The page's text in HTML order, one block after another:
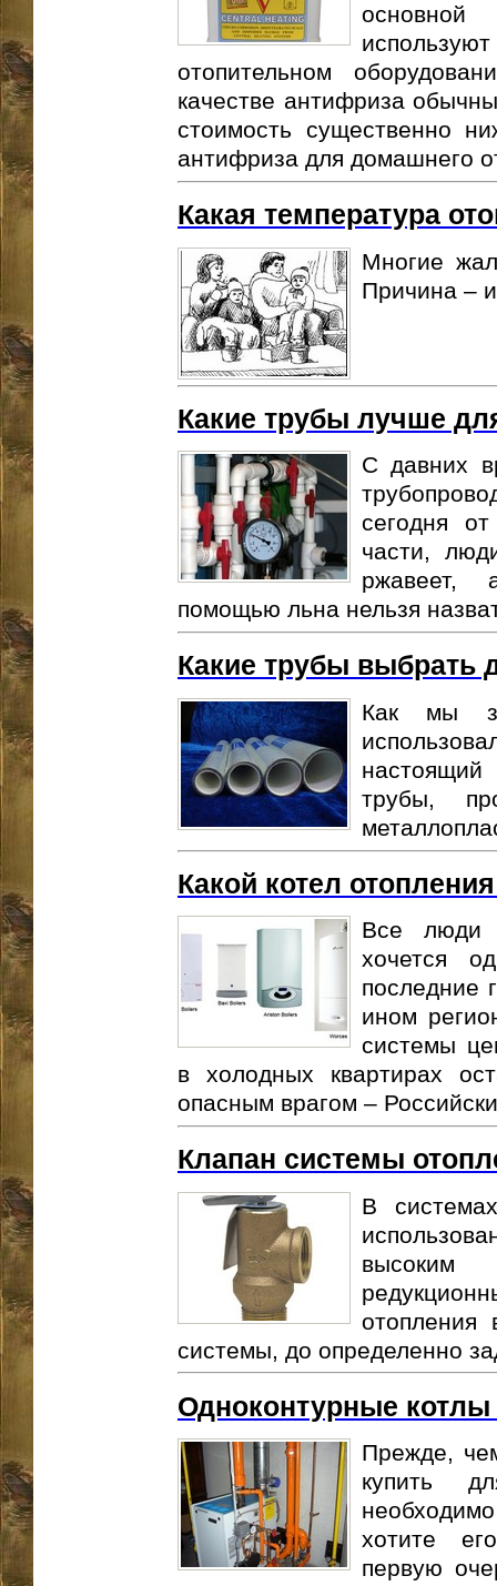
отопительном
качестве антифриза
стоимость существенно
антифриза для домашнего
Какая температура
Многие
Причина –
Какие трубы лучше
С давних
сегодня
части,
ржавеет,
помощью льна нельзя
Какие трубы выбрать
Как мы
трубы,
Какой котел
Все люди
хочется
последние
ином
системы
в холодных квартирах
опасным врагом –
Клапан системы
В
отопления
системы, до определенно
Одноконтурные котлы
Прежде,
купить
хотите
первую